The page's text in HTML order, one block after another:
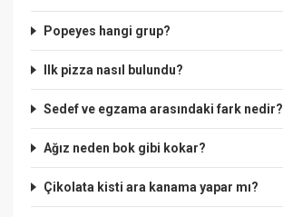
Popeyes hangi grup?
Ilk pizza nasıl bulundu?
Sedef ve egzama arasındaki fark nedir?
Ağız neden bok gibi kokar?
Çikolata kisti ara kanama yapar mı?